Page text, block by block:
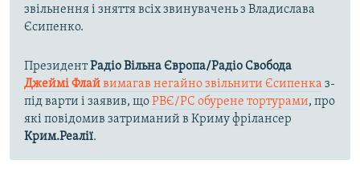
звільнення і зняття всіх звинувачень з Владислава
Єсипенко.
ПрезидентРадіо Вільна Європа/Радіо Свобода
Джеймі Флайвимагав негайно звільнити Єсипенка з-
під варти і заявив, щоРВЄ/РС обурене тортурами, про
які повідомив затриманий в Криму фрілансер
Крим.Реалії.